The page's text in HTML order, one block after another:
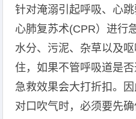
针对淹溺引起呼吸、心
心肺复苏术(CPR）进行
水分、污泥、杂草以及
住，如果不管呼吸道是
急救效果会大打折扣。
对口吹气时，必须要先